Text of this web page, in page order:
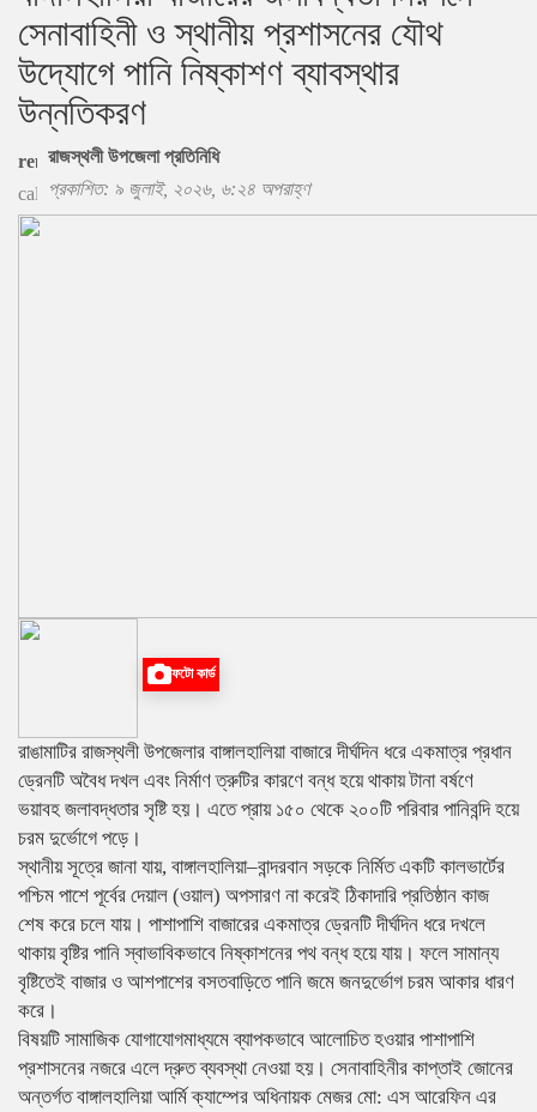
সেনাবাহিনী ও স্থানীয় প্রশাসনের যৌথ
উদ্যোগে পানি নিষ্কাশণ ব্যাবস্থার
উন্নতিকরণ
রাজস্থলী উপজেলা প্রতিনিধি
প্রকাশিত: ৯ জুলাই, ২০২৬, ৬:২৪ অপরাহ্ণ
ফটো কার্ড
রাঙামাটির রাজস্থলী উপজেলার বাঙ্গালহালিয়া বাজারে দীর্ঘদিন ধরে একমাত্র প্রধান
ড্রেনটি অবৈধ দখল এবং নির্মাণ ত্রুটির কারণে বন্ধ হয়ে থাকায় টানা বর্ষণে
ভয়াবহ জলাবদ্ধতার সৃষ্টি হয়। এতে প্রায় ১৫০ থেকে ২০০টি পরিবার পানিবন্দি হয়ে
চরম দুর্ভোগে পড়ে।
স্থানীয় সূত্রে জানা যায়, বাঙ্গালহালিয়া–বান্দরবান সড়কে নির্মিত একটি কালভার্টের
পশ্চিম পাশে পূর্বের দেয়াল (ওয়াল) অপসারণ না করেই ঠিকাদারি প্রতিষ্ঠান কাজ
শেষ করে চলে যায়। পাশাপাশি বাজারের একমাত্র ড্রেনটি দীর্ঘদিন ধরে দখলে
থাকায় বৃষ্টির পানি স্বাভাবিকভাবে নিষ্কাশনের পথ বন্ধ হয়ে যায়। ফলে সামান্য
বৃষ্টিতেই বাজার ও আশপাশের বসতবাড়িতে পানি জমে জনদুর্ভোগ চরম আকার ধারণ
করে।
বিষয়টি সামাজিক যোগাযোগমাধ্যমে ব্যাপকভাবে আলোচিত হওয়ার পাশাপাশি
প্রশাসনের নজরে এলে দ্রুত ব্যবস্থা নেওয়া হয়। সেনাবাহিনীর কাপ্তাই জোনের
অন্তর্গত বাঙ্গালহালিয়া আর্মি ক্যাম্পের অধিনায়ক মেজর মো: এস আরেফিন এর